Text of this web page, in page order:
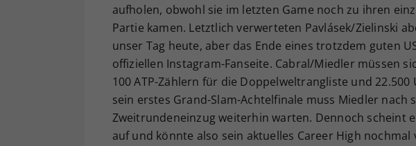
aufholen, obwohl sie im letzten Game noch zu ihren
Partie kamen. Letztlich verwerteten Pavlásek/Zielinski
unser Tag heute, aber das Ende eines trotzdem guten
offiziellen Instagram-Fanseite. Cabral/Miedler müssen
100 ATP-Zählern für die Doppelweltrangliste und
sein erstes Grand-Slam-Achtelfinale muss Miedler nach
Zweitrundeneinzug weiterhin warten. Dennoch scheint
auf und könnte also sein aktuelles Career High nochmal